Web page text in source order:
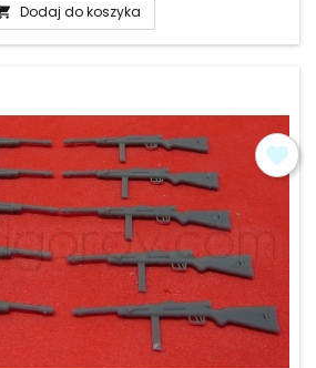
Dodaj do koszyka